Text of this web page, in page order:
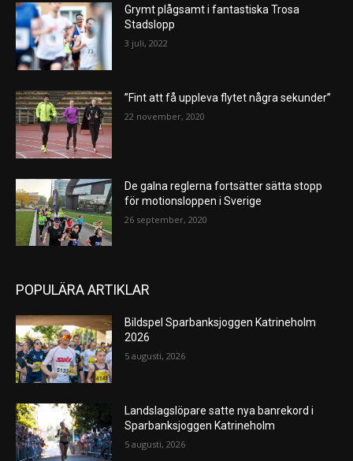
Grymt plågsamt i fantastiska Trosa
Stadslopp
3 juli, 2022
”Fint att få uppleva flytet några sekunder”
22 november, 2020
De galna reglerna fortsätter sätta stopp
för motionsloppen i Sverige
26 september, 2020
POPULÄRA ARTIKLAR
Bildspel Sparbanksjoggen Katrineholm
2026
5 augusti, 2026
Landslagslöpare satte nya banrekord i
Sparbanksjoggen Katrineholm
5 augusti, 2026